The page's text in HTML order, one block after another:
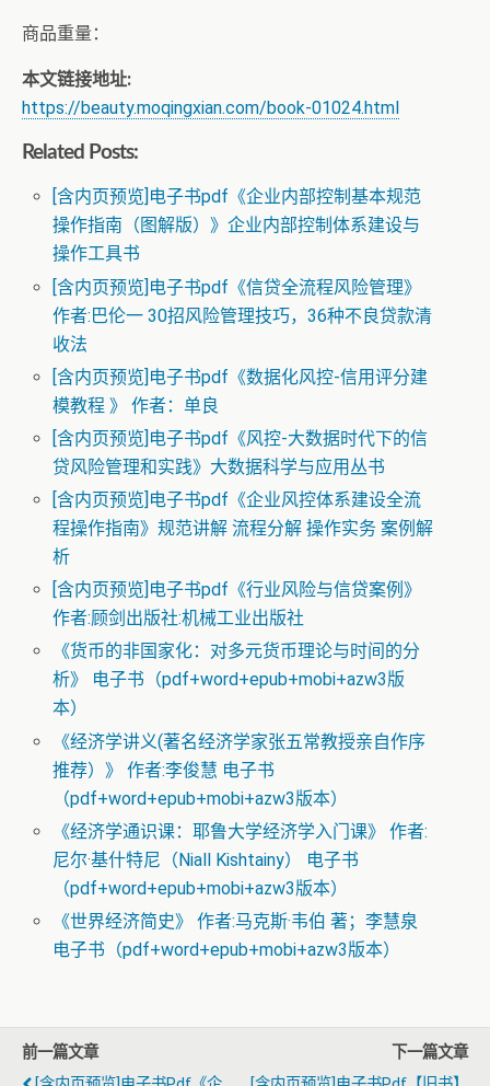
商品重量：
本文链接地址:
https://beauty.moqingxian.com/book-01024.html
Related Posts:
[含内页预览]电子书pdf《企业内部控制基本规范
操作指南（图解版）》企业内部控制体系建设与
操作工具书
[含内页预览]电子书pdf《信贷全流程风险管理》
作者:巴伦一 30招风险管理技巧，36种不良贷款清
收法
[含内页预览]电子书pdf《数据化风控-信用评分建
模教程 》 作者：单良
[含内页预览]电子书pdf《风控-大数据时代下的信
贷风险管理和实践》大数据科学与应用丛书
[含内页预览]电子书pdf《企业风控体系建设全流
程操作指南》规范讲解 流程分解 操作实务 案例解
析
[含内页预览]电子书pdf《行业风险与信贷案例》
作者:顾剑出版社:机械工业出版社
《货币的非国家化：对多元货币理论与时间的分
析》 电子书（pdf+word+epub+mobi+azw3版
本）
《经济学讲义(著名经济学家张五常教授亲自作序
推荐）》 作者:李俊慧 电子书
（pdf+word+epub+mobi+azw3版本）
《经济学通识课：耶鲁大学经济学入门课》 作者:
尼尔·基什特尼（Niall Kishtainy） 电子书
（pdf+word+epub+mobi+azw3版本）
《世界经济简史》 作者:马克斯·韦伯 著；李慧泉
电子书（pdf+word+epub+mobi+azw3版本）
前一篇文章
下一篇文章